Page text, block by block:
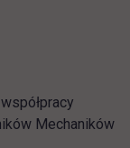
Mechaników